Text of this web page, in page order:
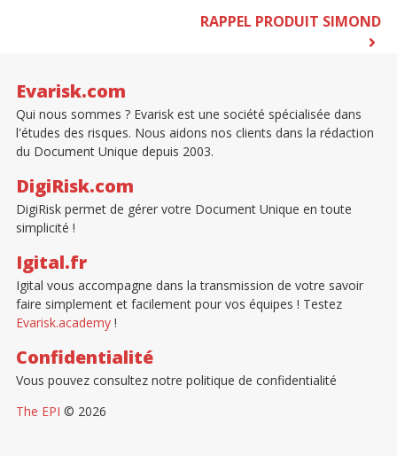
de
l’article
RAPPEL PRODUIT SIMOND
Evarisk.com
Qui nous sommes ? Evarisk est une société spécialisée dans
l'études des risques. Nous aidons nos clients dans la rédaction
du Document Unique depuis 2003.
DigiRisk.com
DigiRisk permet de gérer votre Document Unique en toute
simplicité !
Igital.fr
Igital vous accompagne dans la transmission de votre savoir
faire simplement et facilement pour vos équipes ! Testez
Evarisk.academy!
Confidentialité
Vous pouvez consultez notre politique de confidentialité
The EPI © 2026